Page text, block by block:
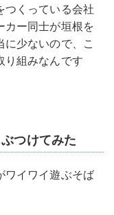
つくっている会社
カー同士が垣根を
少ないので、こ
り組みなんです
つけてみた
ワイワイ遊ぶそば